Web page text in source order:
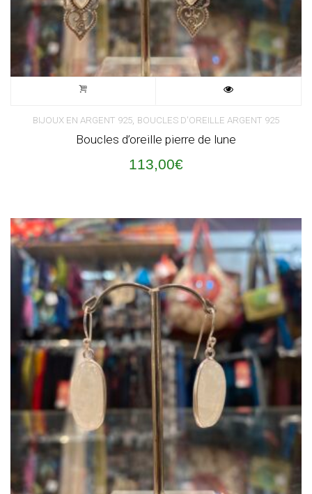
BIJOUX EN ARGENT 925, BOUCLES D'OREILLE ARGENT 925
Boucles d’oreille pierre de lune
113,00€